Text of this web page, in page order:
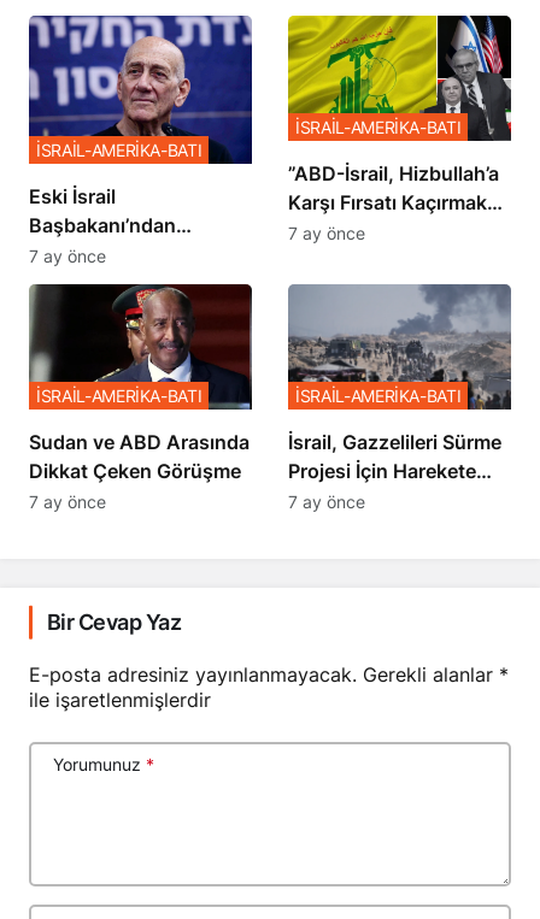
Eski İsrail
Başbakanı’ndan
Netanyahu’ya Ağır
Sözler
İSRAİL-AMERİKA-BATI
7 ay önce
​​​​​​​”ABD-İsrail, Hizbullah’a
Karşı Fırsatı Kaçırmak
İstemiyor”
İSRAİL-AMERİKA-BATI
7 ay önce
Sudan ve ABD Arasında
Dikkat Çeken Görüşme
İSRAİL-AMERİKA-BATI
7 ay önce
İsrail, Gazzelileri Sürme
Projesi İçin Harekete
Geçti
İSRAİL-AMERİKA-BATI
7 ay önce
Bir Cevap Yaz
E-posta adresiniz yayınlanmayacak. Gerekli alanlar *
ile işaretlenmişlerdir
Yorumunuz *